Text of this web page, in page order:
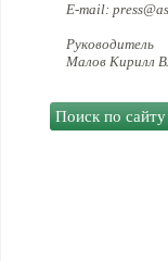
E-mail:
Руководитель
Малов Кирилл